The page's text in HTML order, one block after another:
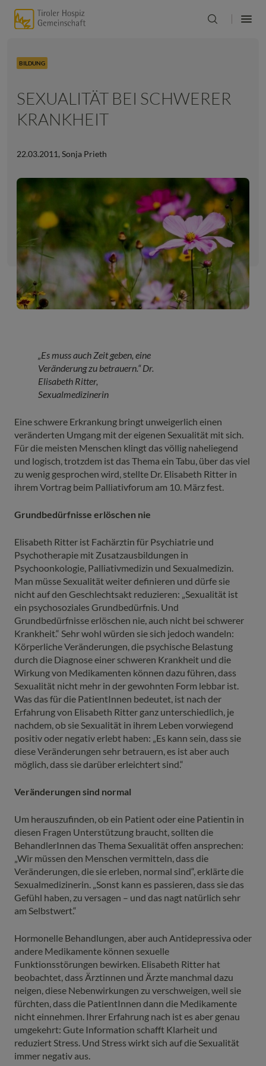
BILDUNG
SEXUALITÄT BEI SCHWERER
KRANKHEIT
22.03.2011, Sonja Prieth
„Es muss auch Zeit geben, eine
Veränderung zu betrauern.“ Dr.
Elisabeth Ritter,
Sexualmedizinerin
Eine schwere Erkrankung bringt unweigerlich einen
veränderten Umgang mit der eigenen Sexualität mit sich.
Für die meisten Menschen klingt das völlig naheliegend
und logisch, trotzdem ist das Thema ein Tabu, über das viel
zu wenig gesprochen wird, stellte Dr. Elisabeth Ritter in
ihrem Vortrag beim Palliativforum am 10. März fest.
Grundbedürfnisse erlöschen nie
Elisabeth Ritter ist Fachärztin für Psychiatrie und
Psychotherapie mit Zusatzausbildungen in
Psychoonkologie, Palliativmedizin und Sexualmedizin.
Man müsse Sexualität weiter definieren und dürfe sie
nicht auf den Geschlechtsakt reduzieren: „Sexualität ist
ein psychosoziales Grundbedürfnis. Und
Grundbedürfnisse erlöschen nie, auch nicht bei schwerer
Krankheit.“ Sehr wohl würden sie sich jedoch wandeln:
Körperliche Veränderungen, die psychische Belastung
durch die Diagnose einer schweren Krankheit und die
Wirkung von Medikamenten können dazu führen, dass
Sexualität nicht mehr in der gewohnten Form lebbar ist.
Was das für die PatientInnen bedeutet, ist nach der
Erfahrung von Elisabeth Ritter ganz unterschiedlich, je
nachdem, ob sie Sexualität in ihrem Leben vorwiegend
positiv oder negativ erlebt haben: „Es kann sein, dass sie
diese Veränderungen sehr betrauern, es ist aber auch
möglich, dass sie darüber erleichtert sind.“
Veränderungen sind normal
Um herauszufinden, ob ein Patient oder eine Patientin in
diesen Fragen Unterstützung braucht, sollten die
BehandlerInnen das Thema Sexualität offen ansprechen:
„Wir müssen den Menschen vermitteln, dass die
Veränderungen, die sie erleben, normal sind“, erklärte die
Sexualmedizinerin. „Sonst kann es passieren, dass sie das
Gefühl haben, zu versagen – und das nagt natürlich sehr
am Selbstwert.“
Hormonelle Behandlungen, aber auch Antidepressiva oder
andere Medikamente können sexuelle
Funktionsstörungen bewirken. Elisabeth Ritter hat
beobachtet, dass Ärztinnen und Ärzte manchmal dazu
neigen, diese Nebenwirkungen zu verschweigen, weil sie
fürchten, dass die PatientInnen dann die Medikamente
nicht einnehmen. Ihrer Erfahrung nach ist es aber genau
umgekehrt: Gute Information schafft Klarheit und
reduziert Stress. Und Stress wirkt sich auf die Sexualität
immer negativ aus.